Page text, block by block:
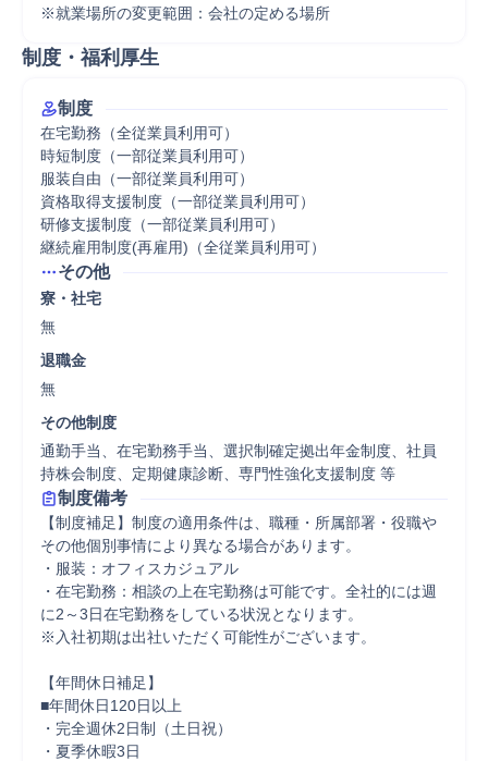
※就業場所の変更範囲：会社の定める場所
制度・福利厚生
制度
在宅勤務（全従業員利用可）
時短制度（一部従業員利用可）
服装自由（一部従業員利用可）
資格取得支援制度（一部従業員利用可）
研修支援制度（一部従業員利用可）
継続雇用制度(再雇用)（全従業員利用可）
その他
寮・社宅
無
退職金
無
その他制度
通勤手当、在宅勤務手当、選択制確定拠出年金制度、社員
持株会制度、定期健康診断、専門性強化支援制度 等
制度備考
【制度補足】制度の適用条件は、職種・所属部署・役職や
その他個別事情により異なる場合があります。
・服装：オフィスカジュアル
・在宅勤務：相談の上在宅勤務は可能です。全社的には週
に2～3日在宅勤務をしている状況となります。
※入社初期は出社いただく可能性がございます。
【年間休日補足】
■年間休日120日以上
・完全週休2日制（土日祝）
・夏季休暇3日